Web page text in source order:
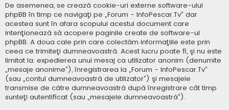
De asemenea, se crează cookie-uri externe software-ului
phpBB în timp ce navigaţi pe „Forum - InfoPescar.Tv” dar
acestea sunt în afara scopului acestui document care
intenţionează să acopere paginile create de software-ul
phpBB. A doua cale prin care colectăm informaţiile este prin
ceea ce trimiteţi dumneavoastră. Acest lucru poate fi, şi nu este
limitat la: expedierea unui mesaj ca utilizator anonim (denumite
„mesaje anonime”), înregistrarea la „Forum - InfoPescar.Tv”
(sau „contul dumneavoastră de utilizator”) şi mesajele
transmise de către dumneavoastră după înregistrare cât timp
sunteţi autentificat (sau „mesajele dumneavoastră”).